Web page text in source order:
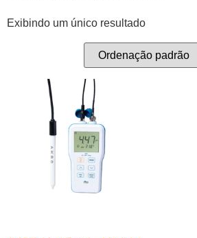
Exibindo um único resultado